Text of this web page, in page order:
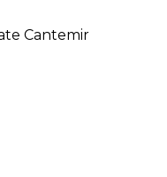
Cantemir